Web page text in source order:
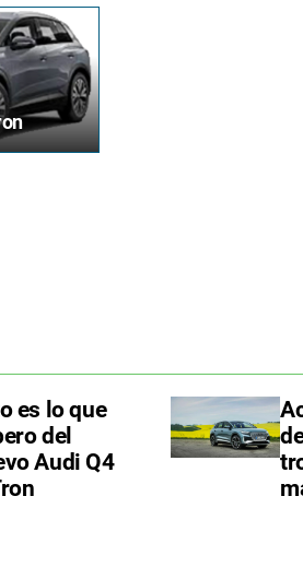
es lo que
del
Audi Q4